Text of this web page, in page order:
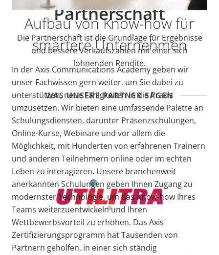
Aufbau von Know-how für
smartere Unternehmen
In der Axis Communications Academy geben wir
unser Fachwissen gern weiter, um Sie dabei zu
unterstützen, neue Fähigkeiten in die Praxis
umzusetzen. Wir bieten eine umfassende Palette an
Schulungsdiensten, darunter Präsenzschulungen,
Online-Kurse, Webinare und vor allem die
Möglichkeit, mit Hunderten von erfahrenen Trainern
und anderen Teilnehmern online oder im echten
Leben zu interagieren. Unsere branchenweit
anerkannten Schulungen geben Ihnen Zugang zu
modernster Technologie, um das Know-how Ihres
Teams weiterzuentwickeln und Ihren
Wettbewerbsvorteil zu erhöhen. Das Axis
Zertifizierungsprogramm hat Tausenden von
Partnern geholfen, in einer sich ständig
Partnerschaft
Die Partnerschaft ist die Grundlage für Ergebnisse
und bessere Verkaufszahlen mit einer sich
lohnenden Rendite.
WAS UNSERE PARTNER SAGEN